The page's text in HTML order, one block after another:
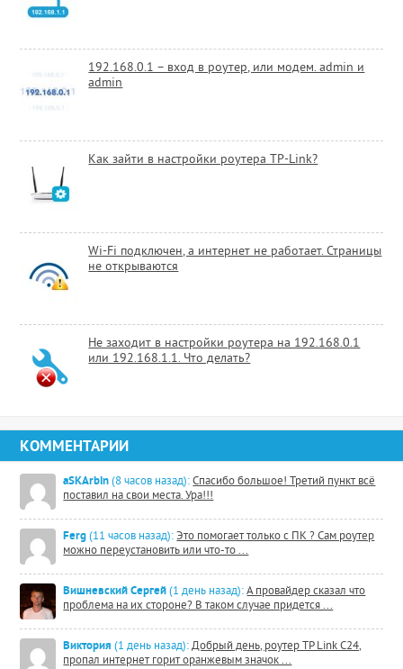
192.168.0.1 – вход в роутер, или модем. admin и
admin
Как зайти в настройки роутера TP-Link?
Wi-Fi подключен, а интернет не работает. Страницы
не открываются
Не заходит в настройки роутера на 192.168.0.1
или 192.168.1.1. Что делать?
КОММЕНТАРИИ
aSKArbin (8 часов назад): Спасибо большое! Третий пункт всё
поставил на свои места. Ура!!!
Ferg (11 часов назад): Это помогает только с ПК ? Сам роутер
можно переустановить или что-то ...
Вишневский Сергей (1 день назад): А провайдер сказал что
проблема на их стороне? В таком случае придется ...
Виктория (1 день назад): Добрый день, роутер TP Link C24,
пропал интернет горит оранжевым значок ...